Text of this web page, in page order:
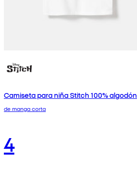
Camiseta para niña Stitch 100% algodón
de manga corta
4